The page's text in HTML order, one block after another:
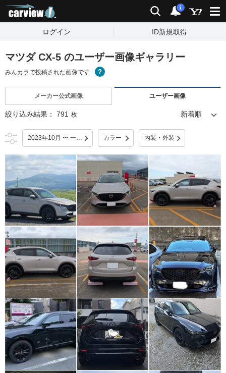
検索 通知
i
ログイン ID新規取得
マツダ CX-5 のユーザー画像ギャラリー
みんカラで投稿された画像です
メーカー公式画像 ユーザー画像
絞り込み結果： 791 枚
2023年10月 〜 一部改良 カラー 内装・外装